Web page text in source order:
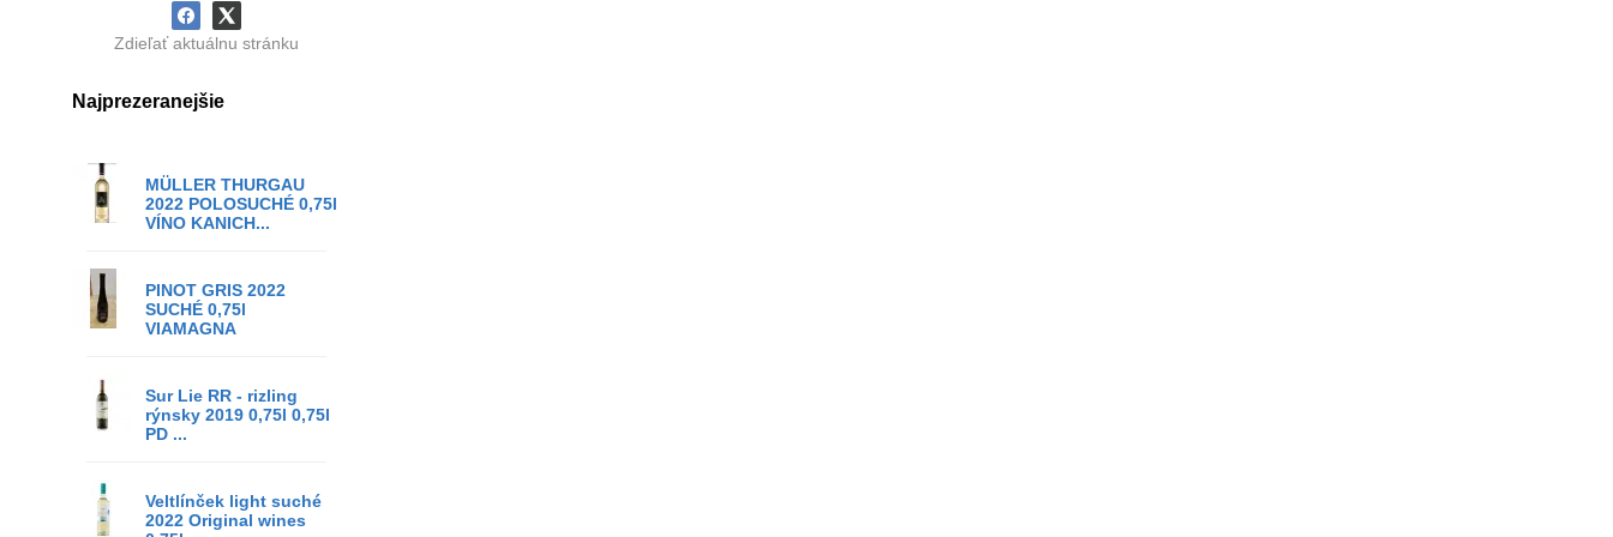
Zdieľať aktuálnu stránku
Najprezeranejšie
MÜLLER THURGAU
2022 POLOSUCHÉ 0,75l
VÍNO KANICH...
PINOT GRIS 2022
SUCHÉ 0,75l
VIAMAGNA
Sur Lie RR - rizling
rýnsky 2019 0,75l 0,75l
PD ...
Veltlínček light suché
2022 Original wines